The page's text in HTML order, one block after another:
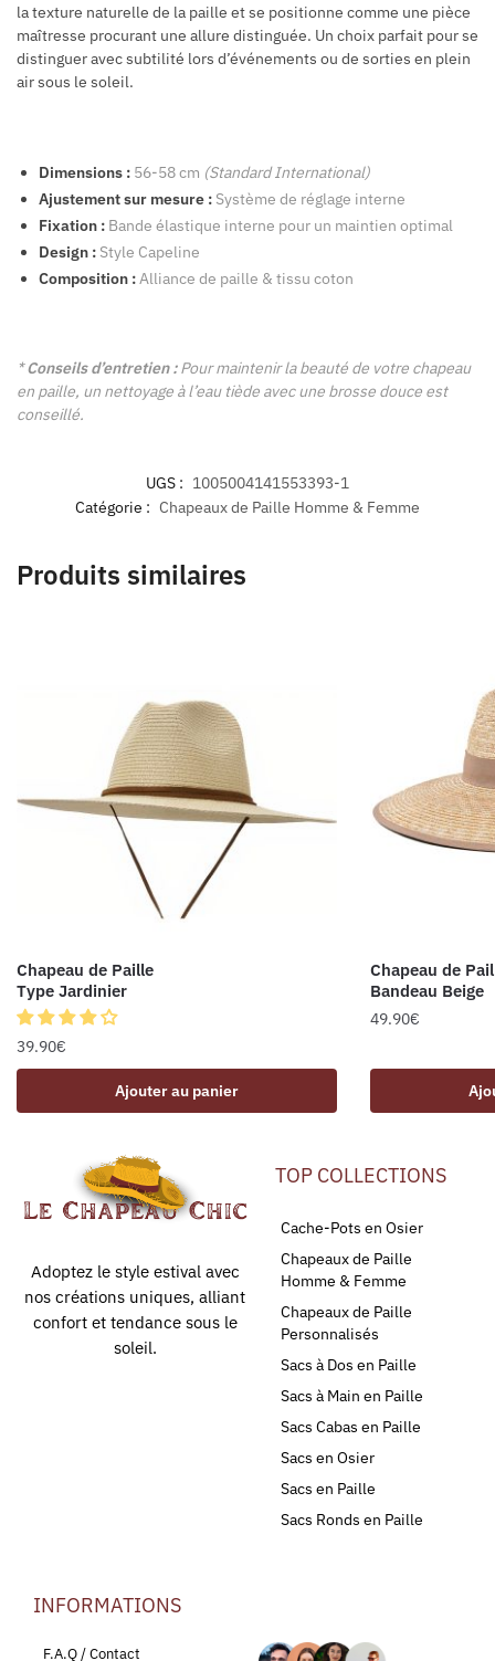
la texture naturelle de la paille et se positionne comme une pièce
maîtresse procurant une allure distinguée. Un choix parfait pour se
distinguer avec subtilité lors d’événements ou de sorties en plein
air sous le soleil.
Dimensions : 56-58 cm (Standard International)
Ajustement sur mesure : Système de réglage interne
Fixation : Bande élastique interne pour un maintien optimal
Design : Style Capeline
Composition : Alliance de paille & tissu coton
*Conseils d’entretien :Pour maintenir la beauté de votre chapeau
en paille, un nettoyage à l’eau tiède avec une brosse douce est
conseillé.
UGS : 1005004141553393-1
Catégorie : Chapeaux de Paille Homme & Femme
Produits similaires
Chapeau de Paille
Type Jardinier
39.90€
Ajouter au panier
Chapeau de
Bandeau Beige
49.90€
Adoptez le style estival avec
nos créations uniques, alliant
confort et tendance sous le
soleil.
TOP COLLECTIONS
Cache-Pots en Osier
Chapeaux de Paille
Homme & Femme
Chapeaux de Paille
Personnalisés
Sacs à Dos en Paille
Sacs à Main en Paille
Sacs Cabas en Paille
Sacs en Osier
Sacs en Paille
Sacs Ronds en Paille
INFORMATIONS
F.A.Q / Contact